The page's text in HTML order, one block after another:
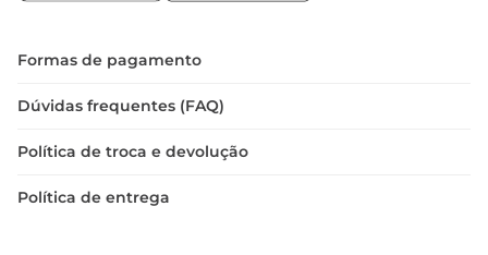
Tipo: Coxa de frango temperada
Marca: Seara
Formas de pagamento
Dúvidas frequentes (FAQ)
Política de troca e devolução
Política de entrega